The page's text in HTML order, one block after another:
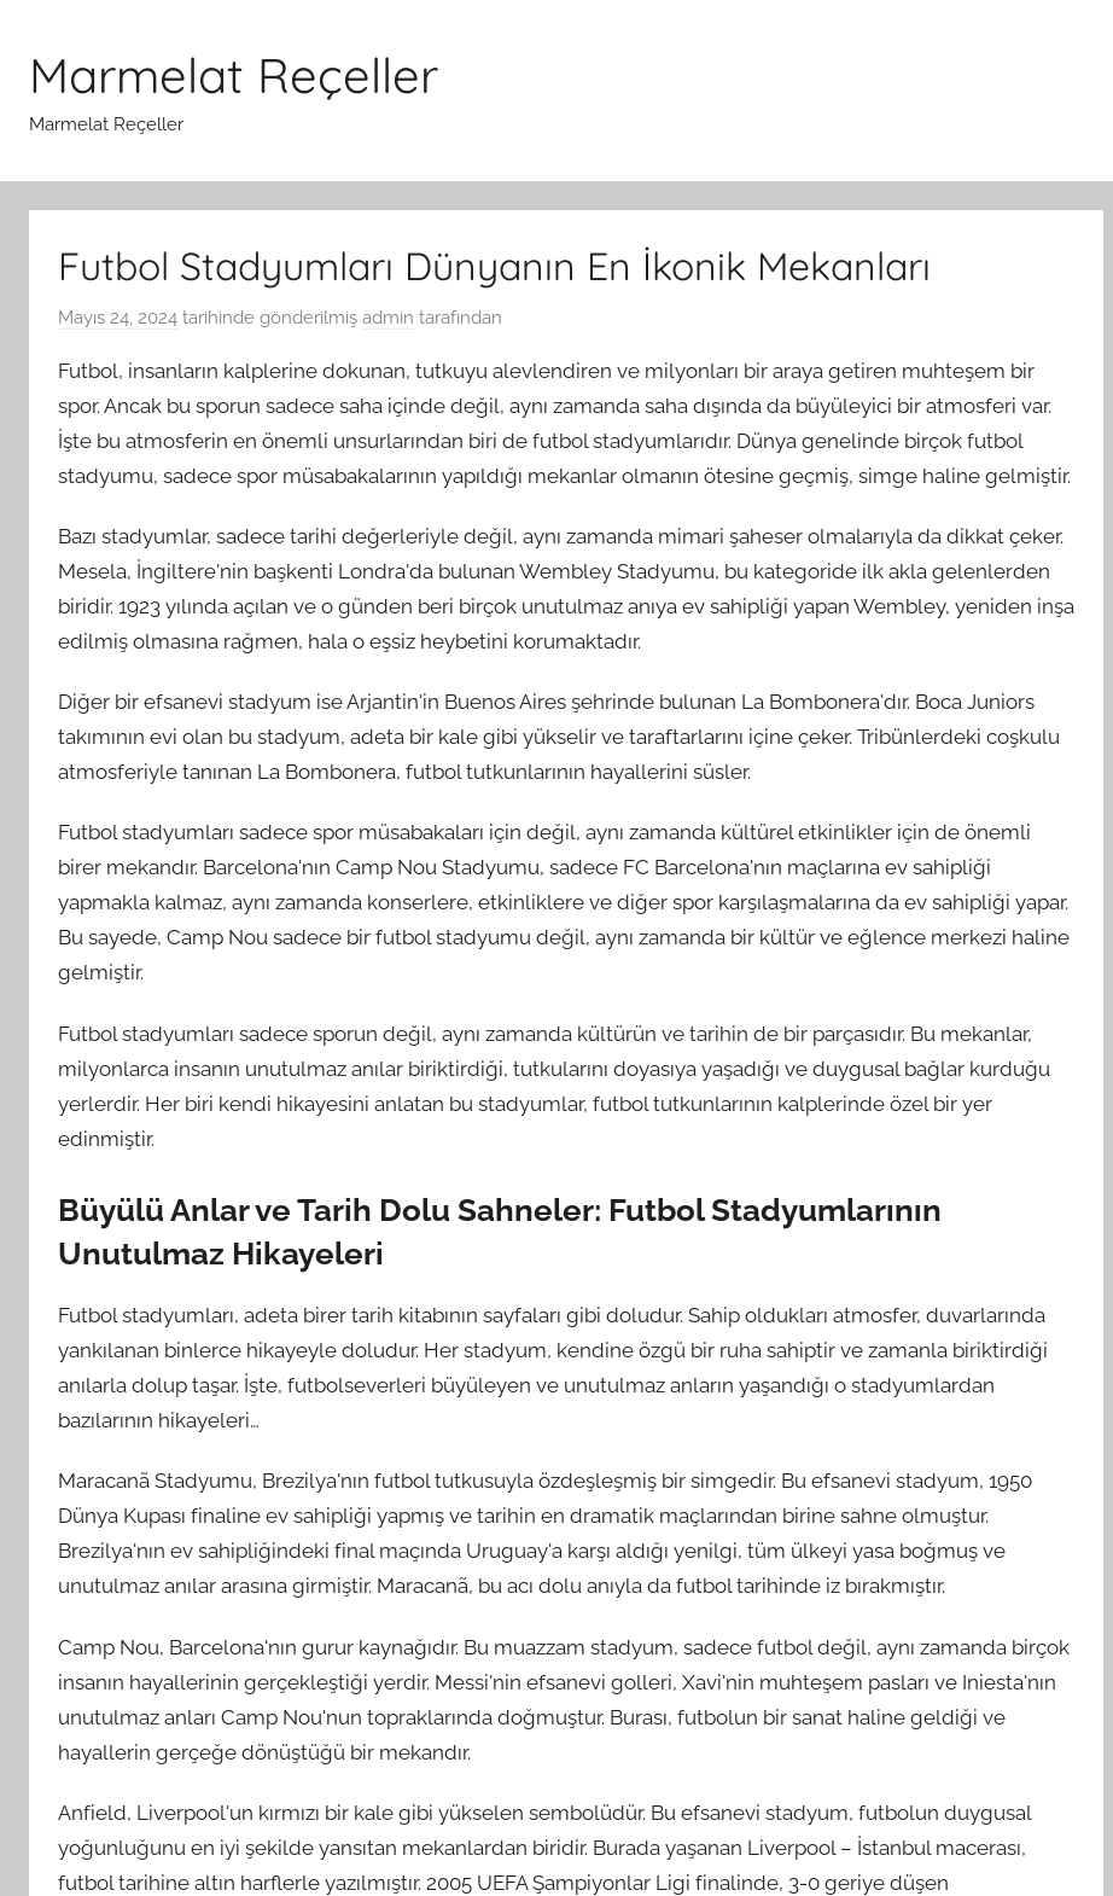
Marmelat Reçeller
Marmelat Reçeller
Futbol Stadyumları Dünyanın En İkonik Mekanları
Mayıs 24, 2024 tarihinde gönderilmiş admin tarafından
Futbol, insanların kalplerine dokunan, tutkuyu alevlendiren ve milyonları bir araya getiren muhteşem bir
spor. Ancak bu sporun sadece saha içinde değil, aynı zamanda saha dışında da büyüleyici bir atmosferi var.
İşte bu atmosferin en önemli unsurlarından biri de futbol stadyumlarıdır. Dünya genelinde birçok futbol
stadyumu, sadece spor müsabakalarının yapıldığı mekanlar olmanın ötesine geçmiş, simge haline gelmiştir.
Bazı stadyumlar, sadece tarihi değerleriyle değil, aynı zamanda mimari şaheser olmalarıyla da dikkat çeker.
Mesela, İngiltere'nin başkenti Londra'da bulunan Wembley Stadyumu, bu kategoride ilk akla gelenlerden
biridir. 1923 yılında açılan ve o günden beri birçok unutulmaz anıya ev sahipliği yapan Wembley, yeniden inşa
edilmiş olmasına rağmen, hala o eşsiz heybetini korumaktadır.
Diğer bir efsanevi stadyum ise Arjantin'in Buenos Aires şehrinde bulunan La Bombonera'dır. Boca Juniors
takımının evi olan bu stadyum, adeta bir kale gibi yükselir ve taraftarlarını içine çeker. Tribünlerdeki coşkulu
atmosferiyle tanınan La Bombonera, futbol tutkunlarının hayallerini süsler.
Futbol stadyumları sadece spor müsabakaları için değil, aynı zamanda kültürel etkinlikler için de önemli
birer mekandır. Barcelona'nın Camp Nou Stadyumu, sadece FC Barcelona'nın maçlarına ev sahipliği
yapmakla kalmaz, aynı zamanda konserlere, etkinliklere ve diğer spor karşılaşmalarına da ev sahipliği yapar.
Bu sayede, Camp Nou sadece bir futbol stadyumu değil, aynı zamanda bir kültür ve eğlence merkezi haline
gelmiştir.
Futbol stadyumları sadece sporun değil, aynı zamanda kültürün ve tarihin de bir parçasıdır. Bu mekanlar,
milyonlarca insanın unutulmaz anılar biriktirdiği, tutkularını doyasıya yaşadığı ve duygusal bağlar kurduğu
yerlerdir. Her biri kendi hikayesini anlatan bu stadyumlar, futbol tutkunlarının kalplerinde özel bir yer
edinmiştir.
Büyülü Anlar ve Tarih Dolu Sahneler: Futbol Stadyumlarının
Unutulmaz Hikayeleri
Futbol stadyumları, adeta birer tarih kitabının sayfaları gibi doludur. Sahip oldukları atmosfer, duvarlarında
yankılanan binlerce hikayeyle doludur. Her stadyum, kendine özgü bir ruha sahiptir ve zamanla biriktirdiği
anılarla dolup taşar. İşte, futbolseverleri büyüleyen ve unutulmaz anların yaşandığı o stadyumlardan
bazılarının hikayeleri…
Maracanã Stadyumu, Brezilya'nın futbol tutkusuyla özdeşleşmiş bir simgedir. Bu efsanevi stadyum, 1950
Dünya Kupası finaline ev sahipliği yapmış ve tarihin en dramatik maçlarından birine sahne olmuştur.
Brezilya'nın ev sahipliğindeki final maçında Uruguay'a karşı aldığı yenilgi, tüm ülkeyi yasa boğmuş ve
unutulmaz anılar arasına girmiştir. Maracanã, bu acı dolu anıyla da futbol tarihinde iz bırakmıştır.
Camp Nou, Barcelona'nın gurur kaynağıdır. Bu muazzam stadyum, sadece futbol değil, aynı zamanda birçok
insanın hayallerinin gerçekleştiği yerdir. Messi'nin efsanevi golleri, Xavi'nin muhteşem pasları ve Iniesta'nın
unutulmaz anları Camp Nou'nun topraklarında doğmuştur. Burası, futbolun bir sanat haline geldiği ve
hayallerin gerçeğe dönüştüğü bir mekandır.
Anfield, Liverpool'un kırmızı bir kale gibi yükselen sembolüdür. Bu efsanevi stadyum, futbolun duygusal
yoğunluğunu en iyi şekilde yansıtan mekanlardan biridir. Burada yaşanan Liverpool – İstanbul macerası,
futbol tarihine altın harflerle yazılmıştır. 2005 UEFA Şampiyonlar Ligi finalinde, 3-0 geriye düşen